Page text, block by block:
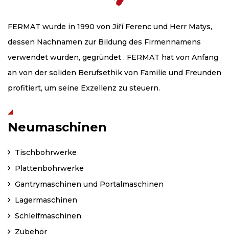
FERMAT wurde in 1990 von Jiří Ferenc und Herr Matys,
dessen Nachnamen zur Bildung des Firmennamens
verwendet wurden, gegründet . FERMAT hat von Anfang
an von der soliden Berufsethik von Familie und Freunden
profitiert, um seine Exzellenz zu steuern.
Neumaschinen
Tischbohrwerke
Plattenbohrwerke
Gantrymaschinen und Portalmaschinen
Lagermaschinen
Schleifmaschinen
Zubehör